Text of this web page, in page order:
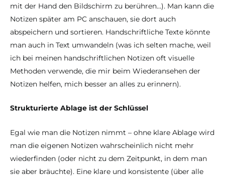
mit der Hand den Bildschirm zu berühren…). Man kann die
Notizen später am PC anschauen, sie dort auch
abspeichern und sortieren. Handschriftliche Texte könnte
man auch in Text umwandeln (was ich selten mache, weil
ich bei meinen handschriftlichen Notizen oft visuelle
Methoden verwende, die mir beim Wiederansehen der
Notizen helfen, mich besser an alles zu erinnern).
Strukturierte Ablage ist der Schlüssel
Egal wie man die Notizen nimmt – ohne klare Ablage wird
man die eigenen Notizen wahrscheinlich nicht mehr
wiederfinden (oder nicht zu dem Zeitpunkt, in dem man
sie aber bräuchte). Eine klare und konsistente (über alle